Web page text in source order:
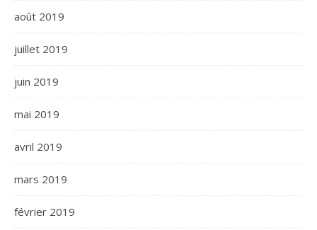
août 2019
juillet 2019
juin 2019
mai 2019
avril 2019
mars 2019
février 2019